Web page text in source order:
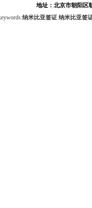
地址：北京市朝阳区
纳米比亚签证 纳米比亚签